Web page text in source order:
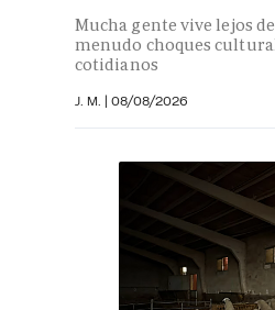
Mucha gente vive lejos
menudo choques
cotidianos
J. M. | 08/08/2026